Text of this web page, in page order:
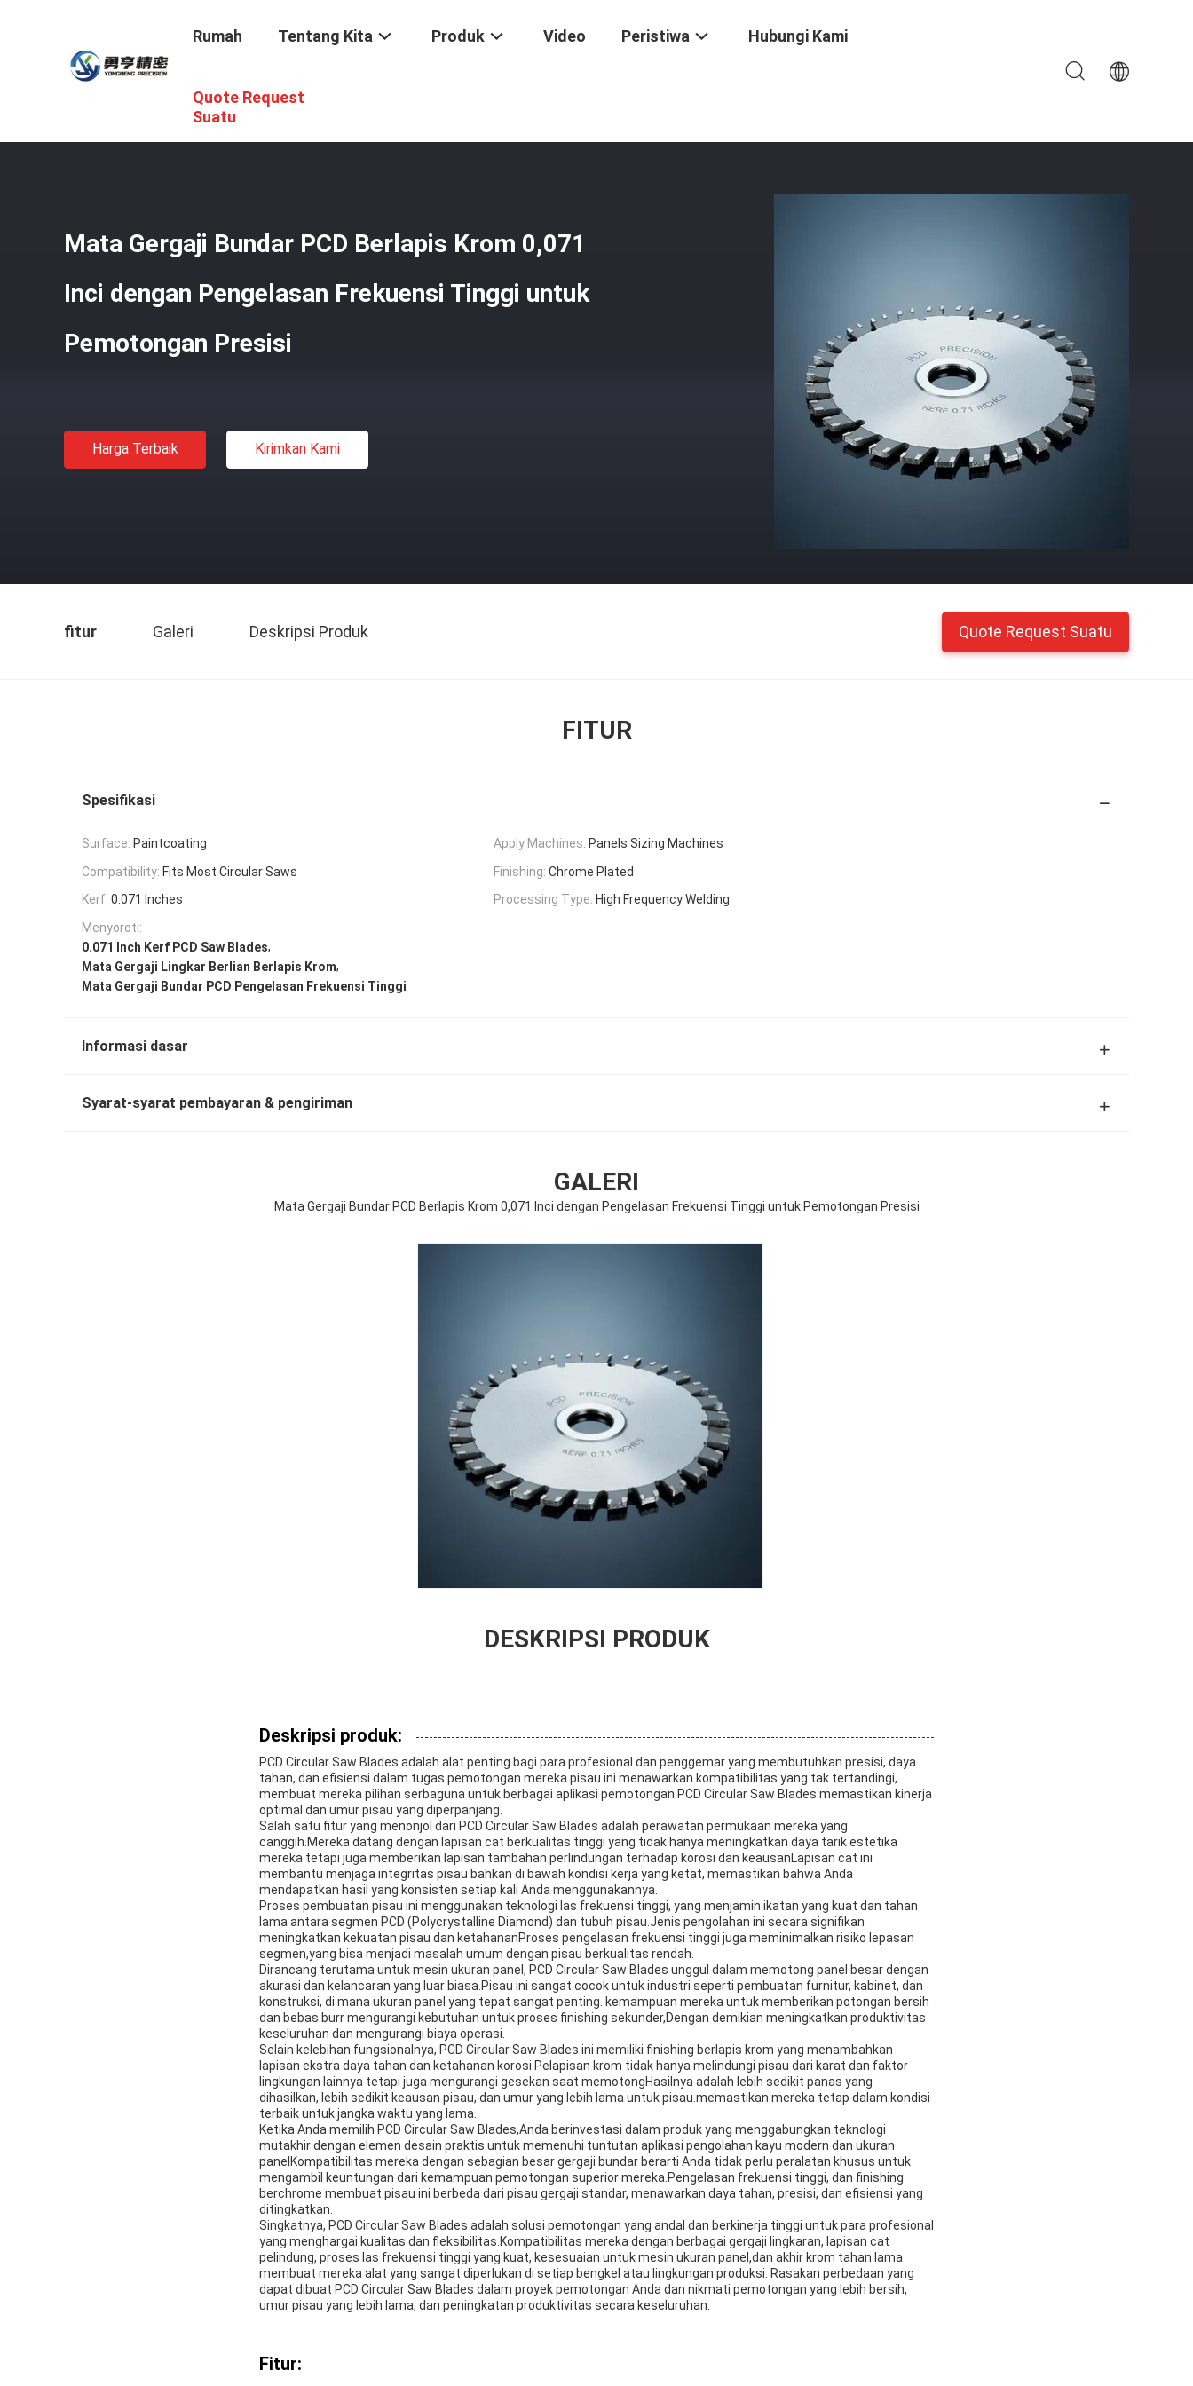
Rumah Tentang Kita Produk Video Peristiwa Hubungi Kami
Quote Request
Suatu
PCD Pisau Gergaji Melingkar
Mata Gergaji Bundar PCD Berlapis Krom 0,071
Inci dengan Pengelasan Frekuensi Tinggi untuk
Pemotongan Presisi
Harga Terbaik Kirimkan Kami
fitur Galeri Deskripsi Produk Quote Request Suatu
FITUR
Spesifikasi
Surface: Paintcoating Apply Machines: Panels Sizing Machines
Compatibility: Fits Most Circular Saws Finishing: Chrome Plated
Kerf: 0.071 Inches Processing Type: High Frequency Welding
Menyoroti:
0.071 Inch Kerf PCD Saw Blades,
Mata Gergaji Lingkar Berlian Berlapis Krom,
Mata Gergaji Bundar PCD Pengelasan Frekuensi Tinggi
Informasi dasar
Syarat-syarat pembayaran & pengiriman
GALERI
Mata Gergaji Bundar PCD Berlapis Krom 0,071 Inci dengan Pengelasan Frekuensi Tinggi untuk Pemotongan Presisi
DESKRIPSI PRODUK
Deskripsi produk:
PCD Circular Saw Blades adalah alat penting bagi para profesional dan penggemar yang membutuhkan presisi, daya
tahan, dan efisiensi dalam tugas pemotongan mereka.pisau ini menawarkan kompatibilitas yang tak tertandingi,
membuat mereka pilihan serbaguna untuk berbagai aplikasi pemotongan.PCD Circular Saw Blades memastikan kinerja
optimal dan umur pisau yang diperpanjang.
Salah satu fitur yang menonjol dari PCD Circular Saw Blades adalah perawatan permukaan mereka yang
canggih.Mereka datang dengan lapisan cat berkualitas tinggi yang tidak hanya meningkatkan daya tarik estetika
mereka tetapi juga memberikan lapisan tambahan perlindungan terhadap korosi dan keausanLapisan cat ini
membantu menjaga integritas pisau bahkan di bawah kondisi kerja yang ketat, memastikan bahwa Anda
mendapatkan hasil yang konsisten setiap kali Anda menggunakannya.
Proses pembuatan pisau ini menggunakan teknologi las frekuensi tinggi, yang menjamin ikatan yang kuat dan tahan
lama antara segmen PCD (Polycrystalline Diamond) dan tubuh pisau.Jenis pengolahan ini secara signifikan
meningkatkan kekuatan pisau dan ketahananProses pengelasan frekuensi tinggi juga meminimalkan risiko lepasan
segmen,yang bisa menjadi masalah umum dengan pisau berkualitas rendah.
Dirancang terutama untuk mesin ukuran panel, PCD Circular Saw Blades unggul dalam memotong panel besar dengan
akurasi dan kelancaran yang luar biasa.Pisau ini sangat cocok untuk industri seperti pembuatan furnitur, kabinet, dan
konstruksi, di mana ukuran panel yang tepat sangat penting. kemampuan mereka untuk memberikan potongan bersih
dan bebas burr mengurangi kebutuhan untuk proses finishing sekunder,Dengan demikian meningkatkan produktivitas
keseluruhan dan mengurangi biaya operasi.
Selain kelebihan fungsionalnya, PCD Circular Saw Blades ini memiliki finishing berlapis krom yang menambahkan
lapisan ekstra daya tahan dan ketahanan korosi.Pelapisan krom tidak hanya melindungi pisau dari karat dan faktor
lingkungan lainnya tetapi juga mengurangi gesekan saat memotongHasilnya adalah lebih sedikit panas yang
dihasilkan, lebih sedikit keausan pisau, dan umur yang lebih lama untuk pisau.memastikan mereka tetap dalam kondisi
terbaik untuk jangka waktu yang lama.
Ketika Anda memilih PCD Circular Saw Blades,Anda berinvestasi dalam produk yang menggabungkan teknologi
mutakhir dengan elemen desain praktis untuk memenuhi tuntutan aplikasi pengolahan kayu modern dan ukuran
panelKompatibilitas mereka dengan sebagian besar gergaji bundar berarti Anda tidak perlu peralatan khusus untuk
mengambil keuntungan dari kemampuan pemotongan superior mereka.Pengelasan frekuensi tinggi, dan finishing
berchrome membuat pisau ini berbeda dari pisau gergaji standar, menawarkan daya tahan, presisi, dan efisiensi yang
ditingkatkan.
Singkatnya, PCD Circular Saw Blades adalah solusi pemotongan yang andal dan berkinerja tinggi untuk para profesional
yang menghargai kualitas dan fleksibilitas.Kompatibilitas mereka dengan berbagai gergaji lingkaran, lapisan cat
pelindung, proses las frekuensi tinggi yang kuat, kesesuaian untuk mesin ukuran panel,dan akhir krom tahan lama
membuat mereka alat yang sangat diperlukan di setiap bengkel atau lingkungan produksi. Rasakan perbedaan yang
dapat dibuat PCD Circular Saw Blades dalam proyek pemotongan Anda dan nikmati pemotongan yang lebih bersih,
umur pisau yang lebih lama, dan peningkatan produktivitas secara keseluruhan.
Fitur: